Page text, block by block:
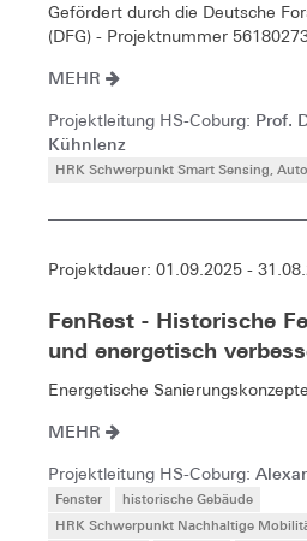
Gefördert durch die Deutsche
(DFG) - Projektnummer
MEHR
Projektleitung HS-Coburg: Prof.
Kühnlenz
HRK Schwerpunkt Smart Sensing,
Projektdauer: 01.09.2025 -
FenRest - Historische
und energetisch
Energetische
MEHR
Projektleitung HS-Coburg:
Fenster
historische Gebäude
HRK Schwerpunkt Nachhaltige